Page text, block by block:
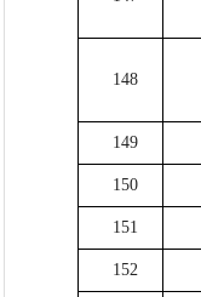
148
149
150
151
152